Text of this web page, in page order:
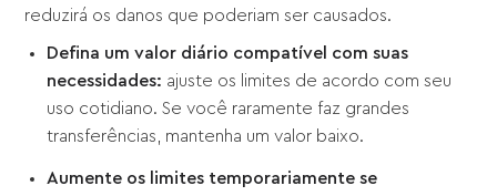
reduzirá os danos que poderiam ser causados.
Defina um valor diário compatível com suas
necessidades: ajuste os limites de acordo com seu
uso cotidiano. Se você raramente faz grandes
transferências, mantenha um valor baixo.
Aumente os limites temporariamente se